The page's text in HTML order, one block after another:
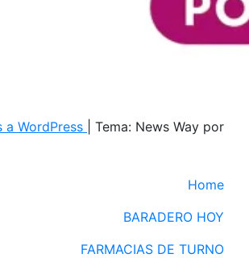
a WordPress
Tema: News Way por
Home
BARADERO HOY
FARMACIAS DE TURNO